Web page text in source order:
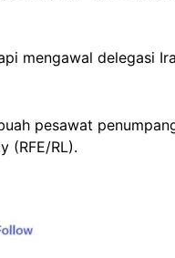
mengawal delegasi
pesawat
(RFE/RL).